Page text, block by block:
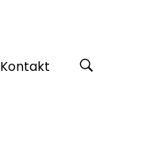
Kontakt